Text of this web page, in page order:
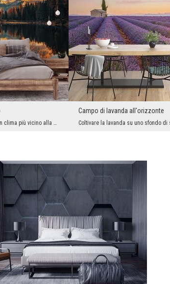
Affinché l'interno possa creare un clima più vicino alla natura, non è necessario investire in un...
Campo di lavanda all'orizzonte